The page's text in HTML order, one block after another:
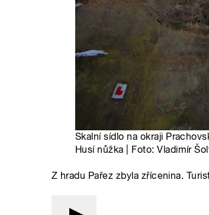
Skalní sídlo na okraji
Husí nůžka | Foto: Vladimír
Z hradu Pařez zbyla zřícenina.